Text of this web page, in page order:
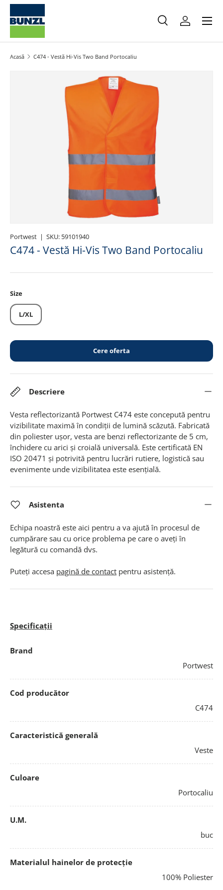
Salt la conținut
Caută
Caută
Meniu
Acasă C474 - Vestă Hi-Vis Two Band Portocaliu
Salt la informațiile produsului
Portwest | SKU: 59101940
C474 - Vestă Hi-Vis Two Band Portocaliu
Size
L/XL
Cere oferta
Descriere
Vesta reflectorizantă Portwest C474 este concepută pentru
vizibilitate maximă în condiții de lumină scăzută. Fabricată
din poliester ușor, vesta are benzi reflectorizante de 5 cm,
închidere cu arici și croială universală. Este certificată EN
ISO 20471 și potrivită pentru lucrări rutiere, logistică sau
evenimente unde vizibilitatea este esențială.
Asistenta
Echipa noastră este aici pentru a va ajută în procesul de
cumpărare sau cu orice problema pe care o aveți în
legătură cu comandă dvs.
Puteți accesa pagină de contact pentru asistență.
Specificații
Brand
Portwest
Cod producător
C474
Caracteristică generală
Veste
Culoare
Portocaliu
U.M.
buc
Materialul hainelor de protecție
100% Poliester